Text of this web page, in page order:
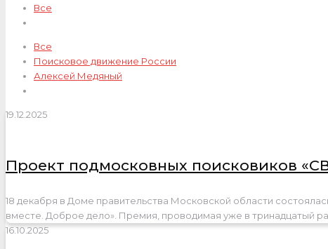
Все
Все
Поисковое движение России
Алексей Медяный
19.12.2025
Проект подмосковных поисковиков
18 декабря в Доме правительства Московской области
вместе. Доброе дело». Премия, проводимая уже в тринадцатый
16.10.2025